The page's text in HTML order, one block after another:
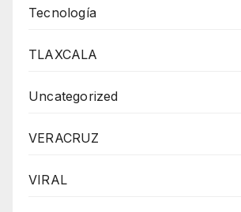
Tecnología
TLAXCALA
Uncategorized
VERACRUZ
VIRAL